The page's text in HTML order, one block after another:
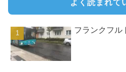
よく読まれて
フランクフ